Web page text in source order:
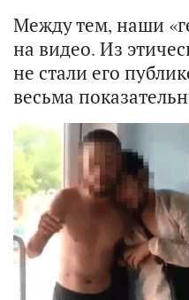
Между тем, наши
на видео. Из
не стали его
весьма